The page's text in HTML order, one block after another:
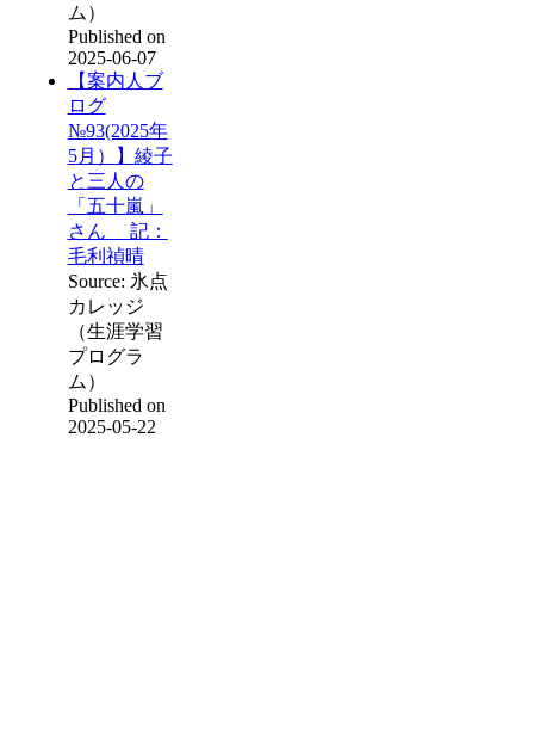
ム）
Published on
2025-06-07
【案内人ブ
ログ
№93(2025年
5月）】綾子
と三人の
「五十嵐」
さん 記：
毛利禎晴
Source: 氷点
カレッジ
（生涯学習
プログラ
ム）
Published on
2025-05-22